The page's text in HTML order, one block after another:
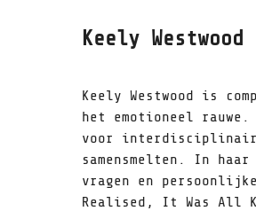
Keely Westwood
Keely Westwood is
het emotioneel
voor interdisciplinair
samensmelten. In
vragen en
Realised, It Was All